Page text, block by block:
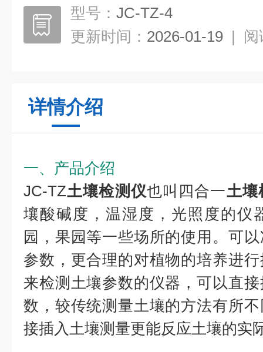
型号： JC-TZ-4
更新时间： 2026-01-19 | 阅
详情介绍
一、产品介绍
JC-TZ土壤检测仪也叫四合一土壤
壤酸碱度，温湿度，光照度的仪
园，果园等一些场所的使用。可
参数，更合理的对植物的培养进
来检测土壤参数的仪器，可以直
数，较传统测量土壤的方法有所
接插入土壤测量更能反应土壤的实